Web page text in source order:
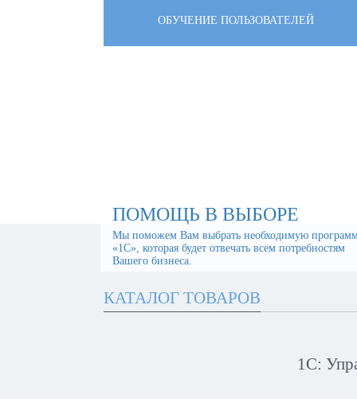
ОБУЧЕНИЕ ПОЛЬЗОВАТЕЛЕЙ
ПОМОЩЬ В ВЫБОРЕ
Мы поможем Вам выбрать необходимую
«1С», которая будет отвечать всем потребностям
Вашего бизнеса.
КАТАЛОГ ТОВАРОВ
1С: